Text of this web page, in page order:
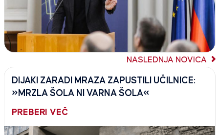
NASLEDNJA NOVICA
DIJAKI ZARADI MRAZA ZAPUSTILI UČILNICE:
»MRZLA ŠOLA NI VARNA ŠOLA«
PREBERI VEČ